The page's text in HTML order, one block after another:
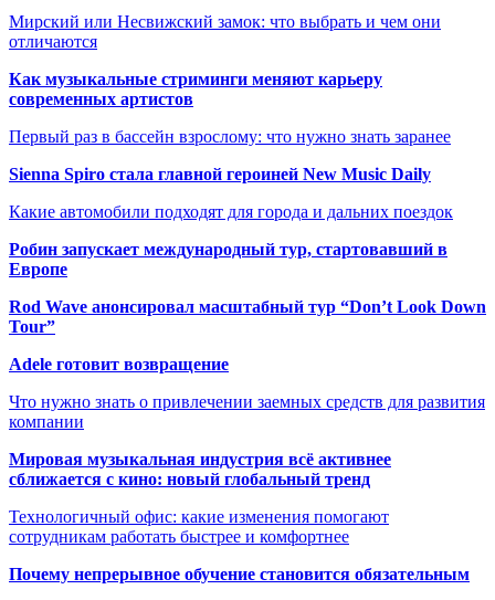
Мирский или Несвижский замок: что выбрать и чем они
отличаются
Как музыкальные стриминги меняют карьеру
современных артистов
Первый раз в бассейн взрослому: что нужно знать заранее
Sienna Spiro стала главной героиней New Music Daily
Какие автомобили подходят для города и дальних поездок
Робин запускает международный тур, стартовавший в
Европе
Rod Wave анонсировал масштабный тур “Don’t Look Down
Tour”
Adele готовит возвращение
Что нужно знать о привлечении заемных средств для развития
компании
Мировая музыкальная индустрия всё активнее
сближается с кино: новый глобальный тренд
Технологичный офис: какие изменения помогают
сотрудникам работать быстрее и комфортнее
Почему непрерывное обучение становится обязательным